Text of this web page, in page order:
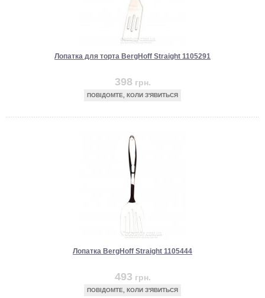
Лопатка для торта BergHoff Straight 1105291
398 грн.
ПОВІДОМТЕ, КОЛИ З'ЯВИТЬСЯ
Лопатка BergHoff Straight 1105444
493 грн.
ПОВІДОМТЕ, КОЛИ З'ЯВИТЬСЯ